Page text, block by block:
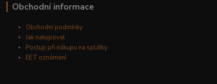
Obchodní informace
Obchodní podmínky
Jak nakupovat
Postup při nákupu na splátky
EET oznámení